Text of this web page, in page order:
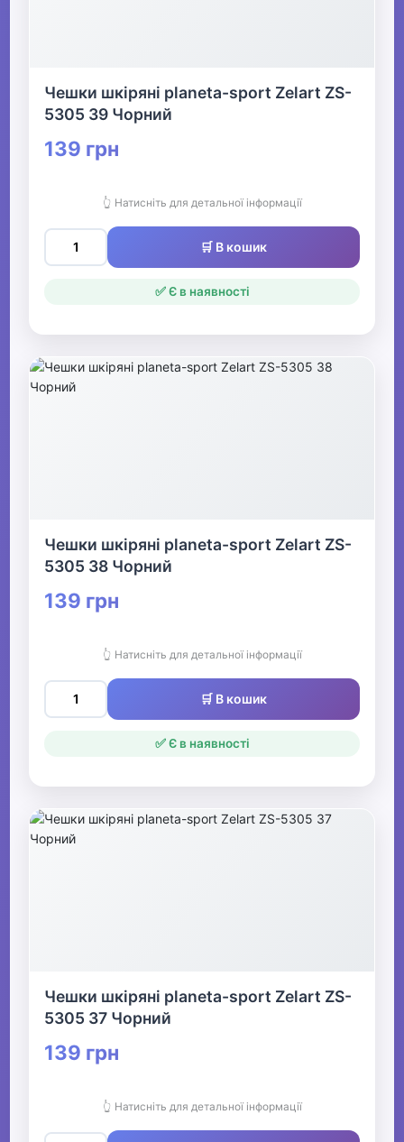
Чешки шкіряні planeta-sport Zelart ZS-
5305 39 Чорний
139 грн
👆 Натисніть для детальної інформації
🛒 В кошик
✅ Є в наявності
Чешки шкіряні planeta-sport Zelart ZS-
5305 38 Чорний
139 грн
👆 Натисніть для детальної інформації
🛒 В кошик
✅ Є в наявності
Чешки шкіряні planeta-sport Zelart ZS-
5305 37 Чорний
139 грн
👆 Натисніть для детальної інформації